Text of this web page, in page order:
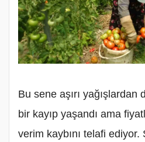
Bu sene aşırı yağışlardan
bir kayıp yaşandı ama
verim kaybını telafi